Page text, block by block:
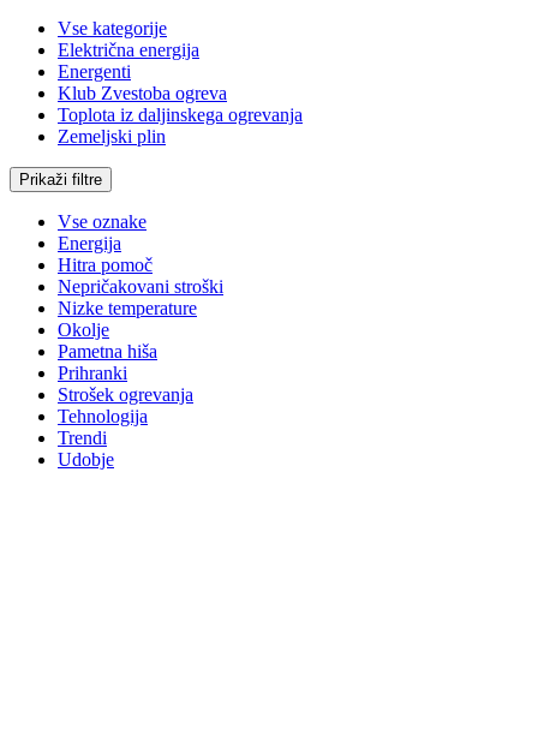
Vse kategorije
Električna energija
Energenti
Klub Zvestoba ogreva
Toplota iz daljinskega ogrevanja
Zemeljski plin
Prikaži filtre
Vse oznake
Energija
Hitra pomoč
Nepričakovani stroški
Nizke temperature
Okolje
Pametna hiša
Prihranki
Strošek ogrevanja
Tehnologija
Trendi
Udobje